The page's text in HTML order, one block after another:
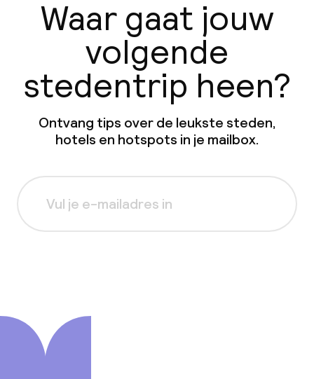
Waar gaat jouw
volgende
stedentrip heen?
Ontvang tips over de leukste steden,
hotels en hotspots in je mailbox.